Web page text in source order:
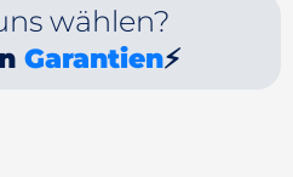
wählen?
Garantien⚡